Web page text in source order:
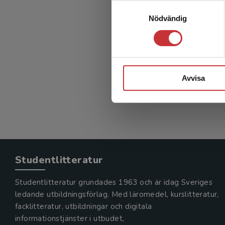
Nödvändig
Avvisa
335 kr
Exkl.
Studentlitteratur
Studentlitteratur grundades 1963 och är idag Sveriges
ledande utbildningsförlag. Med läromedel, kurslitteratur,
facklitteratur, utbildningar och digitala
informationstjänster i utbudet,